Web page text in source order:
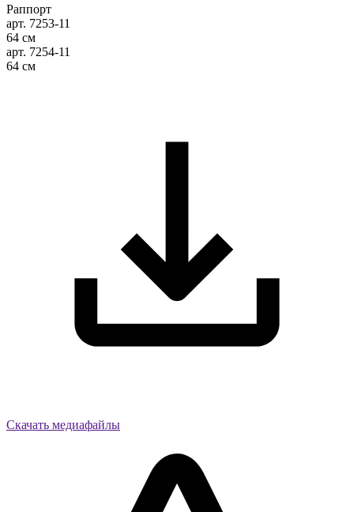
Раппорт
арт. 7253-11
64 см
арт. 7254-11
64 см
Скачать медиафайлы